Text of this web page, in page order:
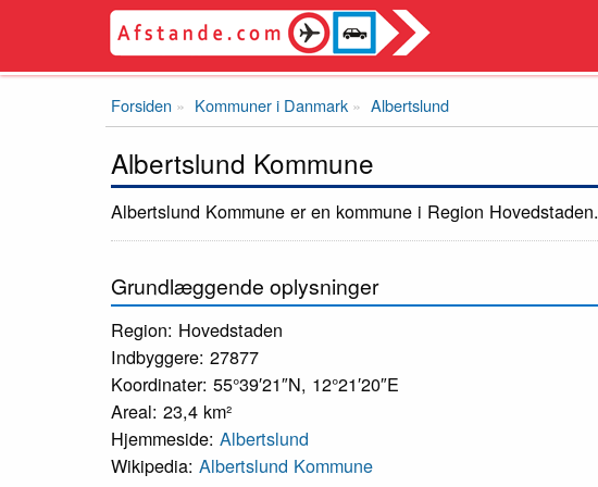
Forsiden Kommuner i Danmark Albertslund
Albertslund Kommune
Albertslund Kommune er en kommune i Region Hovedstaden.
Grundlæggende oplysninger
Region: Hovedstaden
Indbyggere: 27877
Koordinater: 55°39′21″N, 12°21′20″E
Areal: 23,4 km²
Hjemmeside: Albertslund
Wikipedia: Albertslund Kommune